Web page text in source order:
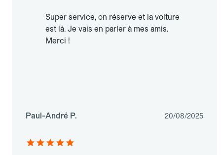
Super service, on réserve et la voiture
est là. Je vais en parler à mes amis.
Merci !
Paul-André P. 20/08/2025